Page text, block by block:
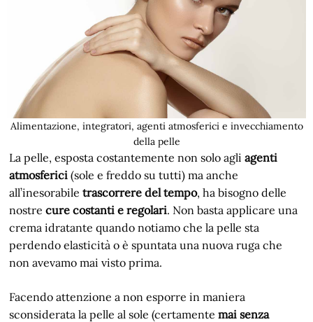
Alimentazione, integratori, agenti atmosferici e invecchiamento
della pelle
La pelle, esposta costantemente non solo agliagenti
atmosferici (sole e freddo su tutti) ma anche
all’inesorabiletrascorrere del tempo, ha bisogno delle
nostrecure costanti e regolari. Non basta applicare una
crema idratante quando notiamo che la pelle sta
perdendo elasticità o è spuntata una nuova ruga che
non avevamo mai visto prima.
Facendo attenzione a non esporre in maniera
sconsiderata la pelle al sole (certamentemai senza